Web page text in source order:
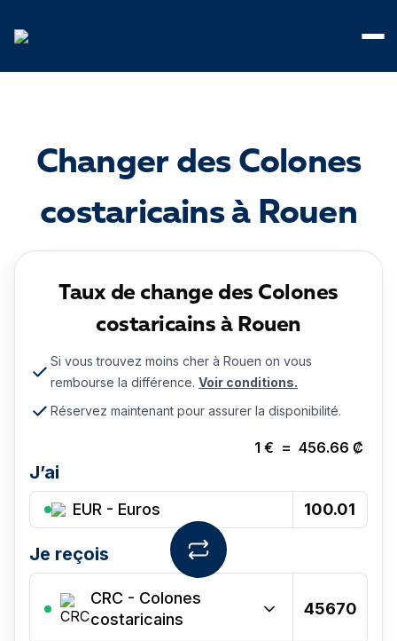
Changer des Colones
costaricains à Rouen
Taux de change des Colones
costaricains à Rouen
Si vous trouvez moins cher à Rouen on vous
rembourse la différence. Voir conditions.
Réservez maintenant pour assurer la disponibilité.
1 € = 456.66 ₡
J’ai
EUR - Euros
Je reçois
CRC - Colones
costaricains